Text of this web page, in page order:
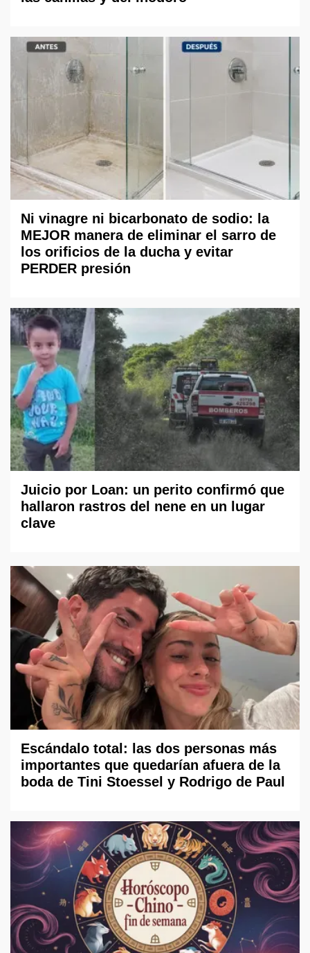
Ni vinagre ni bicarbonato de sodio: la
MEJOR manera de eliminar el sarro de
los orificios de la ducha y evitar
PERDER presión
Juicio por Loan: un perito confirmó que
hallaron rastros del nene en un lugar
clave
Escándalo total: las dos personas más
importantes que quedarían afuera de la
boda de Tini Stoessel y Rodrigo de Paul